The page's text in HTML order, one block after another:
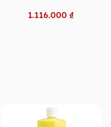
1.116.000₫